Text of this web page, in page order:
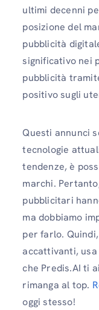
ultimi decenni
posizione del
pubblicità
significativo nei
pubblicità
positivo sugli
Questi annunci
tecnologie
tendenze, è
marchi.
pubblicitari
ma dobbiamo
per farlo.
accattivanti,
che Predis.AI ti
rimanga al top.
oggi stesso!